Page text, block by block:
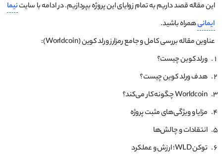
این مقاله قصد داریم به تمام زوایای این پروژه بپردازیم. در ادامه با سایتنیما
ایمانیهمراه باشید.
عناوین مقاله بررسی کامل و جامع رمزارز ورلد کوین (Worldcoin):
ورلد کوین چیست؟
هدف ورلد کوین چیست؟
Worldcoin چگونه کار می‌کند؟
مزایا و ویژگی‌های مثبت پروژه
انتقادات و چالش‌ها
توکن WLD؛ ارزش و عملکرد